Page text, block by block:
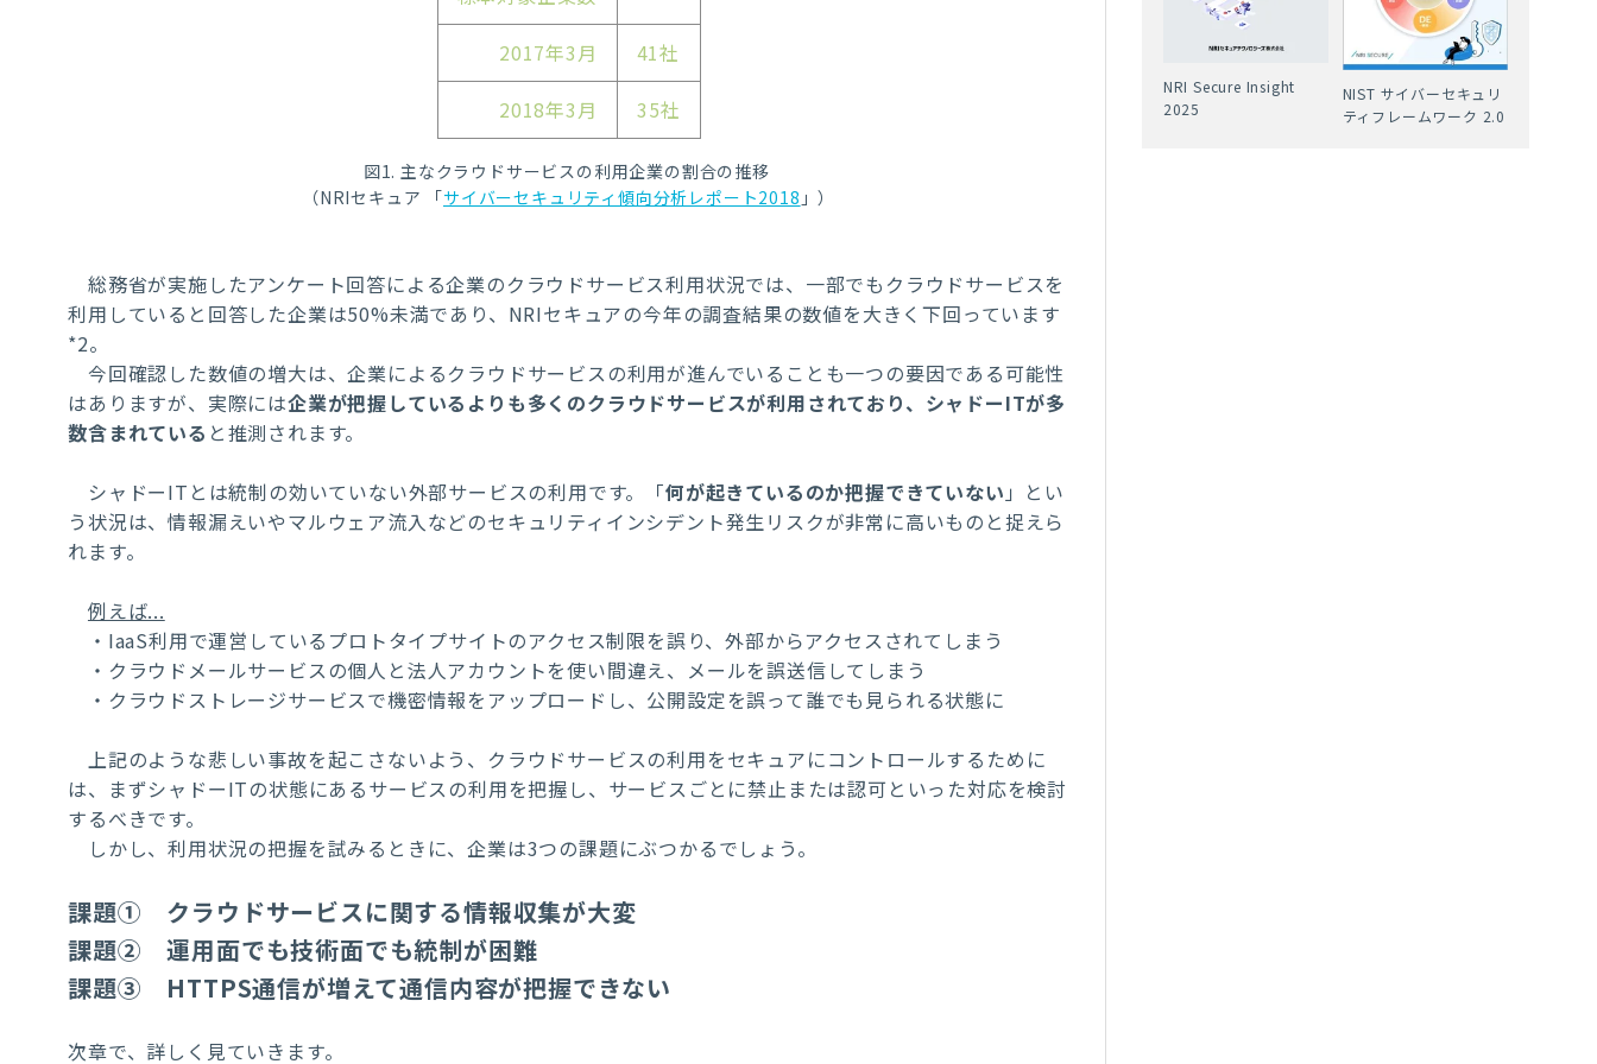
2017年3月
41社
2018年3月
35社
図1. 主なクラウドサービスの利用企業の割合の推移
（NRIセキュア 「サイバーセキュリティ傾向分析レポート2018 」）
総務省が実施したアンケート回答による企業のクラウドサービス利用状況では、一部でもクラウドサービスを
利用していると回答した企業は50%未満であり、NRIセキュアの今年の調査結果の数値を大きく下回っています
*2。
今回確認した数値の増大は、企業によるクラウドサービスの利用が進んでいることも一つの要因である可能性
はありますが、実際には企業が把握しているよりも多くのクラウドサービスが利用されており、シャドーITが多
数含まれている と推測されます。
シャドーITとは統制の効いていない外部サービスの利用です。「何が起きているのか把握できていない 」とい
う状況は、情報漏えいやマルウェア流入などのセキュリティインシデント発生リスクが非常に高いものと捉えら
れます。
例えば...
・ IaaS利用で運営しているプロトタイプサイトのアクセス制限を誤り、外部からアクセスされてしまう
・クラウドメールサービスの個人と法人アカウントを使い間違え、メールを誤送信してしまう
・クラウドストレージサービスで機密情報をアップロードし、公開設定を誤って誰でも見られる状態に
上記のような悲しい事故を起こさないよう、クラウドサービスの利用をセキュアにコントロールするために
は、まずシャドーITの状態にあるサービスの利用を把握し、サービスごとに禁止または認可といった対応を検討
するべきです。
しかし、利用状況の把握を試みるときに、企業は3つの課題にぶつかるでしょう。
課題① クラウドサービスに関する情報収集が大変
課題② 運用面でも技術面でも統制が困難
課題③ HTTPS通信が増えて通信内容が把握できない
次章で、詳しく見ていきます。
NRI Secure Insight
2025
NIST サイバーセキュリ
ティフレームワーク 2.0